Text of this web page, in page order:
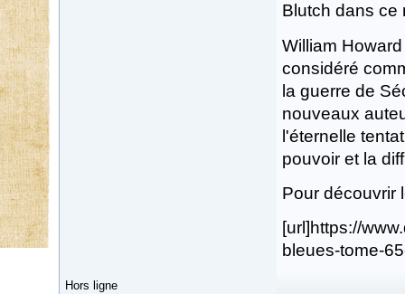
Blutch dans ce
William
considéré
la guerre de
nouveaux
l'éternelle
pouvoir et la
Pour découvrir
[url]https://
bleues-tome-
Hors ligne